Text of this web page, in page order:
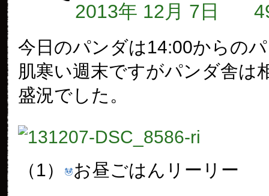
2013年 12月 7日
今日のパンダは14:00からの
肌寒い週末ですがパンダ舎は
盛況でした。
（1） お昼ごはんリーリー